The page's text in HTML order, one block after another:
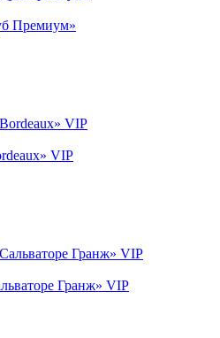
Премиум»
VIP
Гранж» VIP